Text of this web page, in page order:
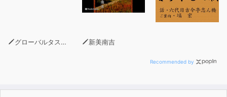
世界中のヘッジファンドだった。
グローバルタスクフォース(著) 新美南吉
Recommended by